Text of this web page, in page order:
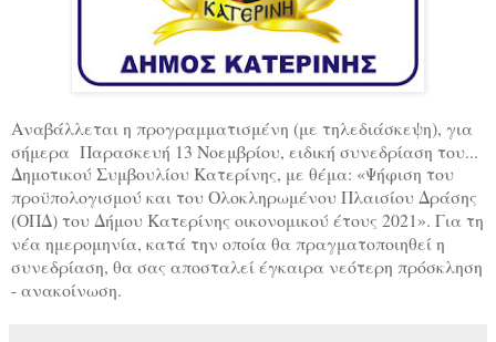
Αναβάλλεται η προγραμματισμένη (με τηλεδιάσκεψη), για
σήμερα Παρασκευή 13 Νοεμβρίου, ειδική συνεδρίαση του...
Δημοτικού Συμβουλίου Κατερίνης, με θέμα: «Ψήφιση του
προϋπολογισμού και του Ολοκληρωμένου Πλαισίου Δράσης
(ΟΠΔ) του Δήμου Κατερίνης οικονομικού έτους 2021». Για τη
νέα ημερομηνία, κατά την οποία θα πραγματοποιηθεί η
συνεδρίαση, θα σας αποσταλεί έγκαιρα νεότερη πρόσκληση
- ανακοίνωση.